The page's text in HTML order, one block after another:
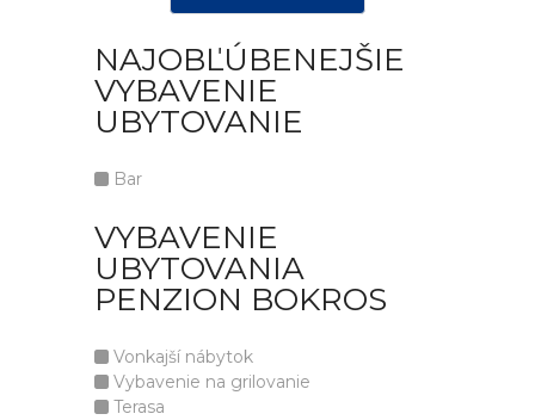
NAJOBĽÚBENEJŠIE
VYBAVENIE
UBYTOVANIE
Bar
VYBAVENIE
UBYTOVANIA
PENZION BOKROS
Vonkajší nábytok
Vybavenie na grilovanie
Terasa